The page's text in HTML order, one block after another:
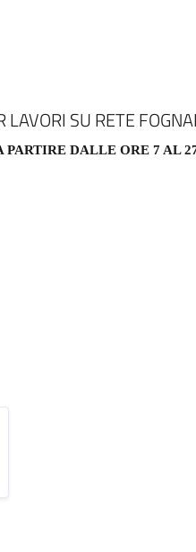
SU RETE
DALLE ORE 7 AL